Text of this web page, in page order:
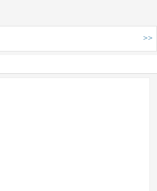
>>